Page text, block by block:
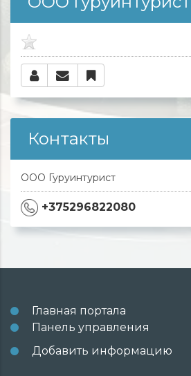
Контакты
ООО Гуруинтурист
+375296822080
Главная портала
Панель управления
Добавить информацию